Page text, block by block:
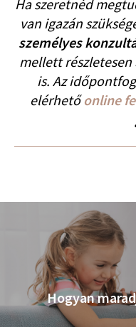
Ha szeretnéd
van igazán
személyes
mellett
is. Az
elérhetőonline
Hogyan